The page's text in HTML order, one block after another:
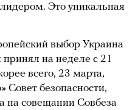
Это уникальная
выбор Украина
на неделе с 21
всего, 23 марта,
Совет безопасности,
на совещании Совбеза